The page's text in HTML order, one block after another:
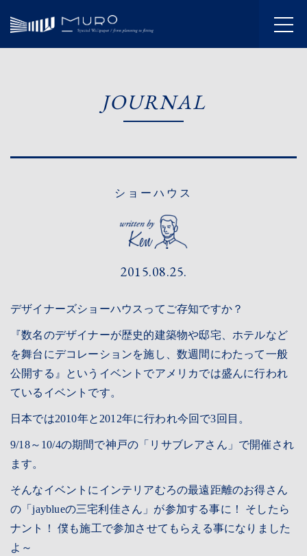
JOURNAL
ショーハウス
2015.08.25.
デザイナーズショーハウスってご存知ですか？
『数名のデザイナーが歴史的建築物や邸宅、ホテルなど
を舞台にデコレーションを施し、数週間にわたって一般
公開する』というイベントでアメリカでは盛んに行われ
ているイベントです。
日本では2010年と2012年に行われ今回で3回目。
9/18～10/4の期間で神戸の 「リサブレアさん」 で開催され
ます。
そんなイベントにインテリアむろの最遠距離のお得さん
の 「jayblueの三宅利佳さん」 が参加する事に！ そしたら
ナント！ 僕も施工で参加させてもらえる事になりました
よ～
INFORMATION
SHOWROOM
CONTACT
RESERVATION
PRIVACY